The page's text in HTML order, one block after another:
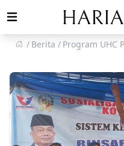
Open main menu
Berita
Program UHC